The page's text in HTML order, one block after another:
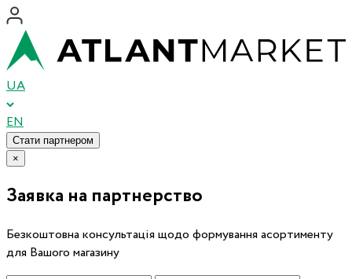
UA
EN
Стати партнером
×
Заявка на партнерство
Безкоштовна консультація щодо формування асортименту
для Вашого магазину